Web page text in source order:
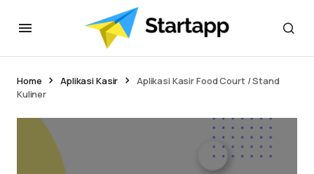
Home Aplikasi Kasir
Aplikasi Kasir Food Court / Stand
Kuliner